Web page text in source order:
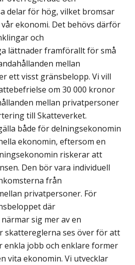
delar för hög, vilket bromsar
ekonomi. Det behövs därför
och
lättnader framförallt för små
mellan
ett visst gränsbelopp. Vi vill
om 30 000 kronor
mellan privatpersoner
till Skatteverket.
både för delningsekonomin
ekonomin, eftersom en
riskerar att
Den bör vara individuell
från
privatpersoner. För
där
sig mer av en
skattereglerna ses över för att
enkla jobb och enklare former
vita ekonomin. Vi utvecklar